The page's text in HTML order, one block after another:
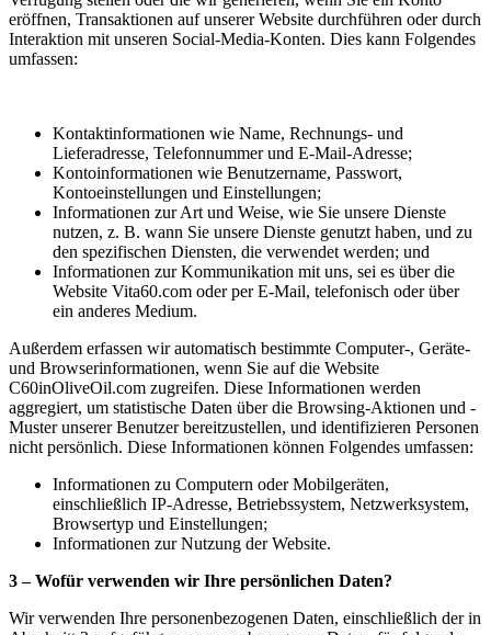
eröffnen, Transaktionen auf unserer Website durchführen oder durch
Interaktion mit unseren Social-Media-Konten. Dies kann Folgendes
umfassen:
Kontaktinformationen wie Name, Rechnungs- und
Lieferadresse, Telefonnummer und E-Mail-Adresse;
Kontoinformationen wie Benutzername, Passwort,
Kontoeinstellungen und Einstellungen;
Informationen zur Art und Weise, wie Sie unsere Dienste
nutzen, z. B. wann Sie unsere Dienste genutzt haben, und zu
den spezifischen Diensten, die verwendet werden; und
Informationen zur Kommunikation mit uns, sei es über die
Website Vita60.com oder per E-Mail, telefonisch oder über
ein anderes Medium.
Außerdem erfassen wir automatisch bestimmte Computer-, Geräte-
und Browserinformationen, wenn Sie auf die Website
C60inOliveOil.com zugreifen. Diese Informationen werden
aggregiert, um statistische Daten über die Browsing-Aktionen und -
Muster unserer Benutzer bereitzustellen, und identifizieren Personen
nicht persönlich. Diese Informationen können Folgendes umfassen:
Informationen zu Computern oder Mobilgeräten,
einschließlich IP-Adresse, Betriebssystem, Netzwerksystem,
Browsertyp und Einstellungen;
Informationen zur Nutzung der Website.
3 – Wofür verwenden wir Ihre persönlichen Daten?
Wir verwenden Ihre personenbezogenen Daten, einschließlich der in